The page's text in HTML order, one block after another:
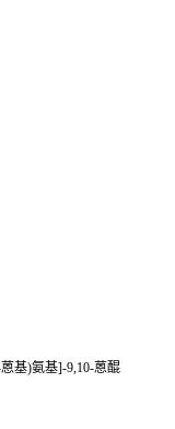
基)氨基]-9,10-蒽醌